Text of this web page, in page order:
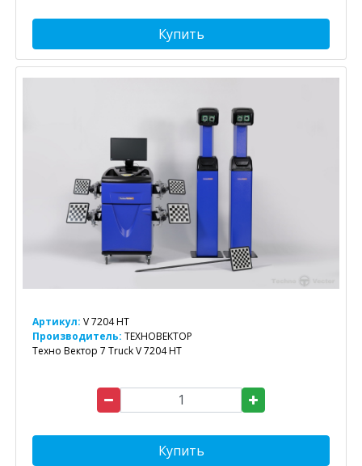
Купить
Артикул: V 7204 HT
Производитель: ТЕХНОВЕКТОР
Техно Вектор 7 Truck V 7204 HT
Купить